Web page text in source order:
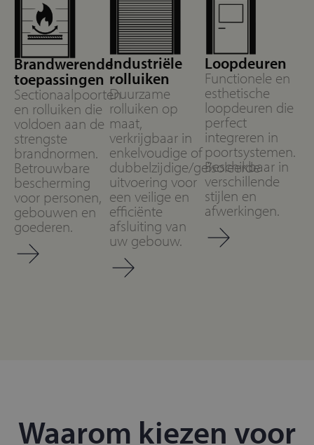
Brandwerende
toepassingen
Sectionaalpoorten
en rolluiken die
voldoen aan de
strengste
brandnormen.
Betrouwbare
bescherming
voor personen,
gebouwen en
goederen.
Industriële
rolluiken
Duurzame
rolluiken op
maat,
verkrijgbaar in
enkelvoudige of
dubbelzijdige/geïsoleerde
uitvoering voor
een veilige en
efficiënte
afsluiting van
uw gebouw.
Loopdeuren
Functionele en
esthetische
loopdeuren die
perfect
integreren in
poortsystemen.
Beschikbaar in
verschillende
stijlen en
afwerkingen.
Waarom kiezen voor